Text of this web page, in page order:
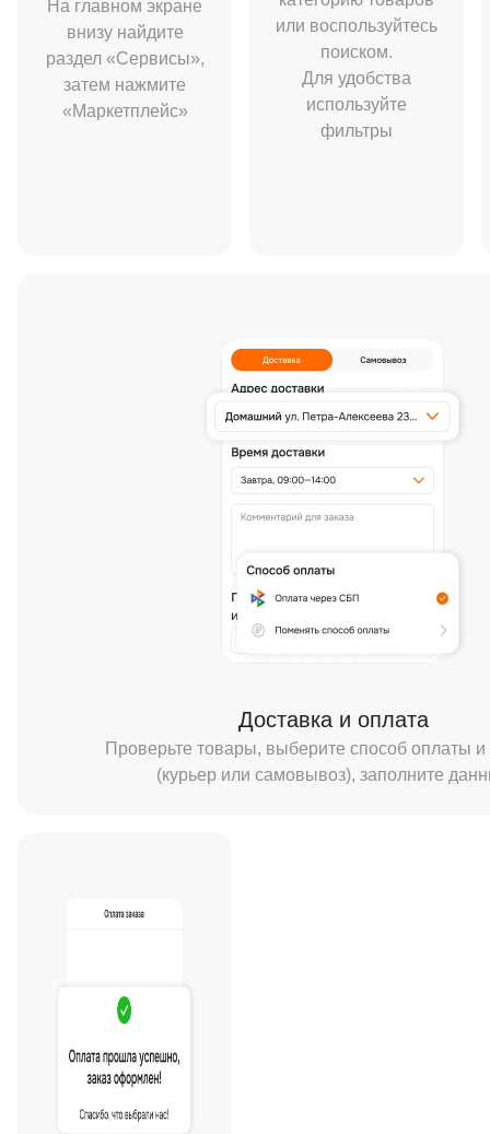
На главном экране
внизу найдите
раздел «Сервисы»,
затем нажмите
«Маркетплейс»
или воспользуйтесь
поиском.
Для удобства
используйте
фильтры
Доставка и оплата
Проверьте товары, выберите способ оплаты и
(курьер или самовывоз), заполните